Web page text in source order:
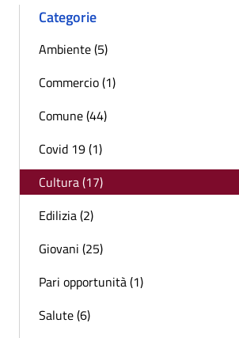
Categorie
Ambiente (5)
Commercio (1)
Comune (44)
Covid 19 (1)
Cultura (17)
Edilizia (2)
Giovani (25)
Pari opportunità (1)
Salute (6)